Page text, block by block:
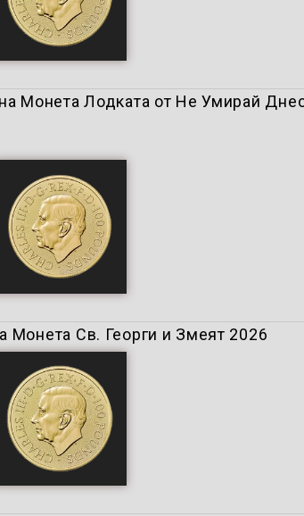
Монета Лодката от Не Умирай
Монета Св. Георги и Змеят 2026